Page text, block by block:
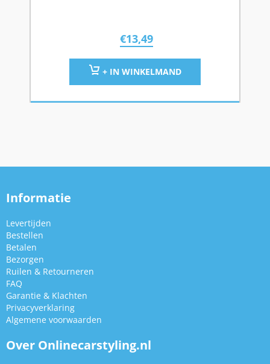
€13,49
+ IN WINKELMAND
Informatie
Levertijden
Bestellen
Betalen
Bezorgen
Ruilen & Retourneren
FAQ
Garantie & Klachten
Privacyverklaring
Algemene voorwaarden
Over Onlinecarstyling.nl